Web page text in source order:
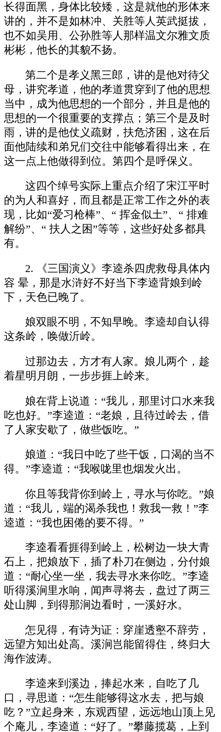
长得面黑，身体比较矮，这是就他的形体来
讲的，并不是如林冲、关胜等人英武挺拔，
也不如吴用、公孙胜等人那样温文尔雅文质
彬彬，他长的其貌不扬。
第二个是孝义黑三郎，讲的是他对待父
母，讲究孝道，他的孝道贯穿到了他的思想
当中，成为他思想的一个部分，并且是他的
思想的一个很重要的支撑点；第三个是及时
雨，讲的是他仗义疏财，扶危济困，这在后
面他陆续和弟兄们交往中能够看得出来，在
这一点上他做得到位。第四个是呼保义。
这四个绰号实际上重点介绍了宋江平时
的为人和喜好，而且都是正常工作之外的表
现，比如“爱习枪棒”、“ 挥金似土”、“ 排难
解纷”、“ 扶人之困”等等，这些好处多都具
有。
2. 《三国演义》李逵杀四虎救母具体内
容 晕，那是水浒好不好当下李逵背娘到岭
下，天色已晚了。
娘双眼不明，不知早晚。李逵却自认得
这条岭，唤做沂岭。
过那边去，方才有人家。娘儿两个，趁
着星明月朗，一步步捱上岭来。
娘在背上说道：“我儿，那里讨口水来我
吃也好。”李逵道：“老娘，且待过岭去，借
了人家安歇了，做些饭吃。”
娘道：“我日中吃了些干饭，口渴的当不
得。”李逵道：“我喉咙里也烟发火出。
你且等我背你到岭上，寻水与你吃。”娘
道：“我儿，端的渴杀我也！救我一救！”李
逵道：“我也困倦的要不得。”
李逵看看捱得到岭上，松树边一块大青
石上，把娘放下，插了朴刀在侧边，分付娘
道：“耐心坐一坐，我去寻水来你吃。”李逵
听得溪涧里水响，闻声寻将去，盘过了两三
处山脚，到得那涧边看时，一溪好水。
怎见得，有诗为证：穿崖透壑不辞劳，
远望方知出处高。溪涧岂能留得住，终归大
海作波涛。
李逵来到溪边，捧起水来，自吃了几
口，寻思道：“怎生能够得这水去，把与娘
吃？”立起身来，东观西望，远远地山顶上见
个庵儿，李逵道：“好了。”攀藤揽葛，上到